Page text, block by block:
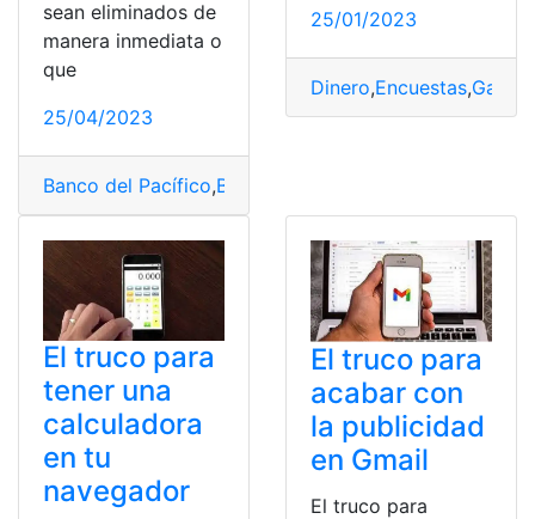
sean eliminados de
manera inmediata o
que
25/04/2023
Banco del Pacífico,Banco Pichincha
25/01/2023
Dinero,Encuestas,Ganar
El truco para
tener una
calculadora
en tu
navegador
El truco para
acabar con
la publicidad
en Gmail
El truco para